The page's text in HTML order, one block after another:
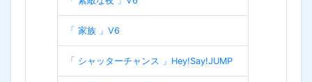
「 家族 」V6
「 シャッターチャンス 」Hey!Say!JUMP